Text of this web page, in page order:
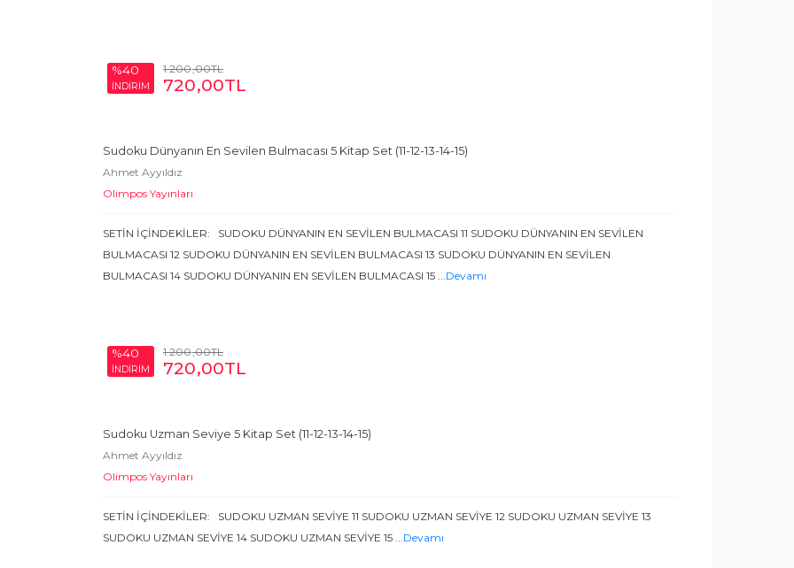
%40
İNDİRİM
1.200,00TL
720,00TL
Sudoku Dünyanın En Sevilen Bulmacası 5 Kitap Set (11-12-13-14-15)
Ahmet Ayyıldız
Olimpos Yayınları
SETİN İÇİNDEKİLER: SUDOKU DÜNYANIN EN SEVİLEN BULMACASI 11 SUDOKU DÜNYANIN EN SEVİLEN
BULMACASI 12 SUDOKU DÜNYANIN EN SEVİLEN BULMACASI 13 SUDOKU DÜNYANIN EN SEVİLEN
BULMACASI 14 SUDOKU DÜNYANIN EN SEVİLEN BULMACASI 15 ...Devamı
%40
İNDİRİM
1.200,00TL
720,00TL
Sudoku Uzman Seviye 5 Kitap Set (11-12-13-14-15)
Ahmet Ayyıldız
Olimpos Yayınları
SETİN İÇİNDEKİLER: SUDOKU UZMAN SEVİYE 11 SUDOKU UZMAN SEVİYE 12 SUDOKU UZMAN SEVİYE 13
SUDOKU UZMAN SEVİYE 14 SUDOKU UZMAN SEVİYE 15 ...Devamı